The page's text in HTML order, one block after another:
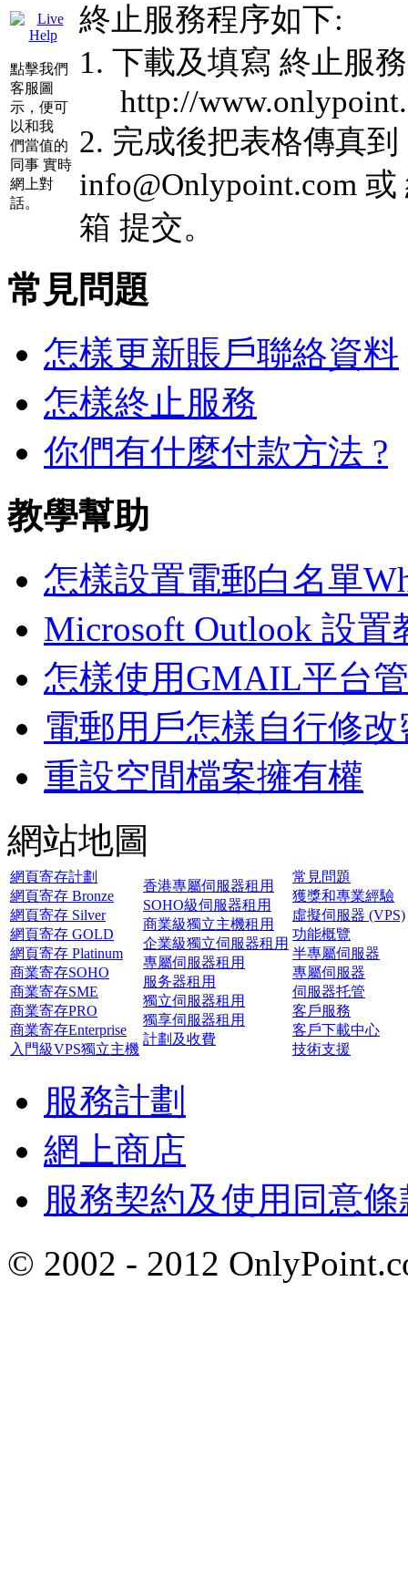
點擊我們
客服圖
示，便可
以和我
們當值的
同事 實時
網上對
話。
終止服務程序如下:
1. 下載及填寫 終止服
http://
2. 完成後把表格傳真到
info@Onlypoint.com
箱 提交。
常見問題
怎樣更新賬戶聯絡資料
怎樣終止服務
你們有什麼付款方法 ?
教學幫助
怎樣設置電郵白名單
Microsoft Outlook 設置
怎樣使用GMAIL平台
電郵用戶怎樣自行修改
重設空間檔案擁有權
網站地圖
網頁寄存計劃
網頁寄存 Bronze
網頁寄存 Silver
網頁寄存 GOLD
網頁寄存 Platinum
商業寄存SOHO
商業寄存SME
商業寄存PRO
商業寄存Enterprise
入門級VPS獨立主機
香港專屬伺服器租用
SOHO級伺服器租用
商業級獨立主機租用
企業級獨立伺服器租用
專屬伺服器租用
服务器租用
獨立伺服器租用
獨享伺服器租用
計劃及收費
常見問題
獲獎和專業經驗
虛擬伺服器 (VPS)
功能概覽
半專屬伺服器
專屬伺服器
伺服器托管
客戶服務
客戶下載中心
技術支援
服務計劃
網上商店
服務契約及使用同意條
© 2002 - 2012